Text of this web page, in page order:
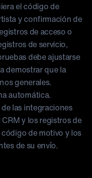
el código de
y confirmación de
de acceso o
de servicio,
debe ajustarse
demostrar que la
generales.
automática.
las integraciones
y los registros de
de motivo y los
de su envío.